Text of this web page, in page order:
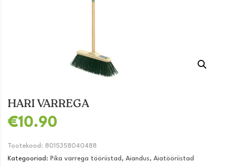
HARI VARREGA
€10.90
Tootekood: 8015358040488
Kategooriad: Pika varrega tööriistad , Aiandus, Aiatööriistad